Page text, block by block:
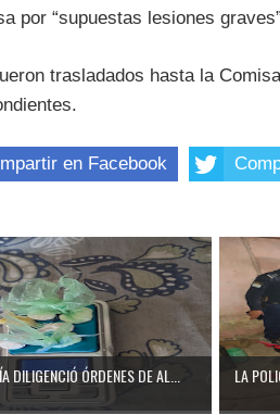
por “supuestas lesiones
trasladados hasta la
en Facebook
DILIGENCIÓ ÓRDENES DE AL... LA